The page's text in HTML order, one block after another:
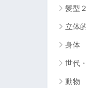
髪型２
立体
身体
世代
動物